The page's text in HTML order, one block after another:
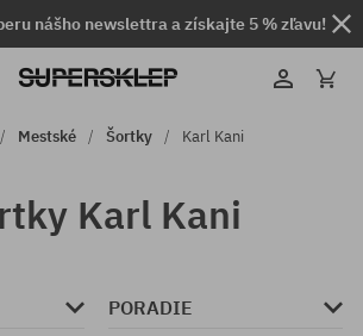
nášho newslettra a získajte 5 % zľavu!
Mestské Šortky Karl Kani
Karl Kani
PORADIE